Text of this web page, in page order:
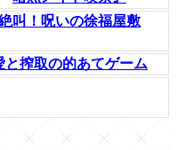
叫！呪いの徐福屋敷
と搾取の的あてゲーム